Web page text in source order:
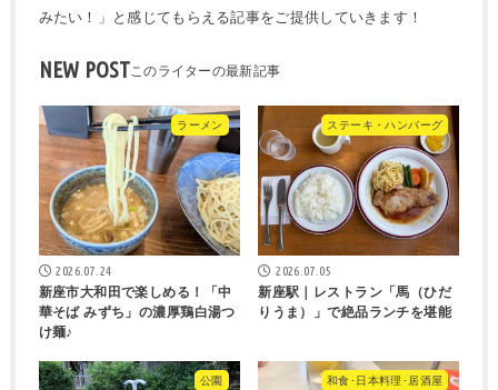
みたい！」と感じてもらえる記事をご提供していきます！
NEW POST
ラーメン
2026.07.24
新座市大和田で楽しめる！「中
華そば みずち」の濃厚鶏白湯つ
け麺♪
ステーキ・ハンバーグ
2026.07.05
新座駅｜レストラン「馬（ひだ
りうま）」で絶品ランチを堪能
公園 和食･日本料理･居酒屋